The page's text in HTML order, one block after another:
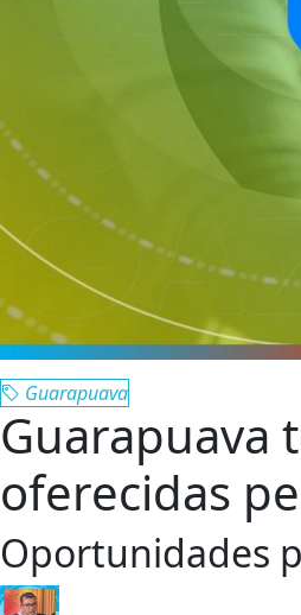
Guarapuava
Guarapuava
oferecidas
Oportunidades